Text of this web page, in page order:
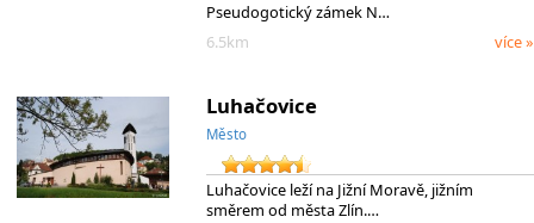
Pseudogotický zámek N…
6.5km
více »
Luhačovice
Město
Luhačovice leží na Jižní Moravě, jižním
směrem od města Zlín.…